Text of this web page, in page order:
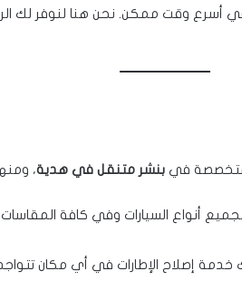
أسرع وقت ممكن. نحن هنا لنوفر لك
في بنشر متنقل في هدية،
أنواع السيارات وفي كافة
خدمة إصلاح الإطارات في أي مكان